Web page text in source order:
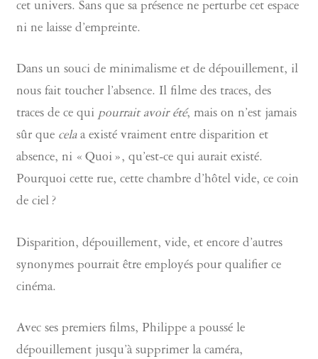
cet univers. Sans que sa présence ne perturbe cet espace
ni ne laisse d’empreinte.
Dans un souci de minimalisme et de dépouillement, il
nous fait toucher l’absence. Il filme des traces, des
traces de ce qui pourrait avoir été, mais on n’est jamais
sûr que celaa existé vraiment entre disparition et
absence, ni « Quoi », qu’est-ce qui aurait existé.
Pourquoi cette rue, cette chambre d’hôtel vide, ce coin
de ciel ?
Disparition, dépouillement, vide, et encore d’autres
synonymes pourrait être employés pour qualifier ce
cinéma.
Avec ses premiers films, Philippe a poussé le
dépouillement jusqu’à supprimer la caméra,